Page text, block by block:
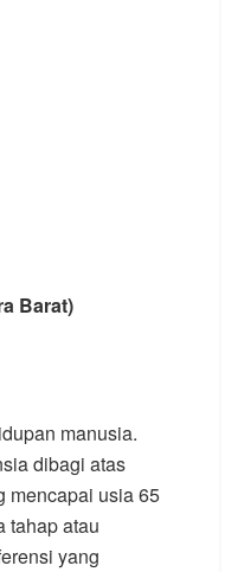
Barat)
manusia.
dibagi atas
mencapai usia 65
tahap atau
yang